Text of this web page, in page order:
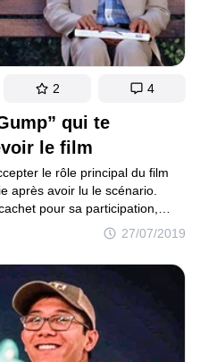
qui te
le film
27/07/2019
le rôle principal du film
après avoir lu le scénario.
pour sa participation,
aux producteurs, ce qui
Si tu ne sais pas de quoi nous
toi !
2 4